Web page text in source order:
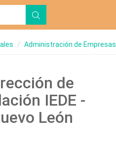
Administración de Empresas
de
IEDE -
León